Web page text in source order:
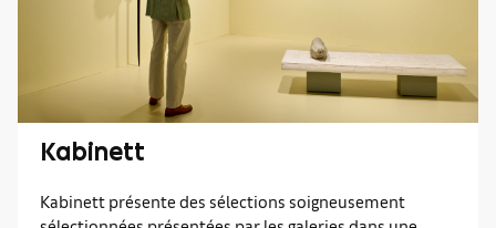
Kabinett
Kabinett présente des sélections soigneusement